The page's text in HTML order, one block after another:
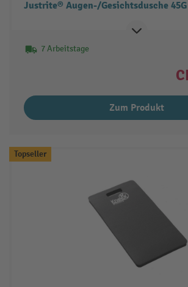
Justrite® Augen-/Gesichtsdusche
7 Arbeitstage
Zum Produkt
Topseller